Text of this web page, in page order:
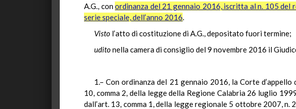
A.G., conordinanza del 21 gennaio 2016, iscritta al n. 105 del
serie speciale, dell’anno 2016.
Visto l’atto di costituzione di A.G., depositato fuori termine;
uditonella camera di consiglio del 9 novembre 2016 il
1.– Con ordinanza del 21 gennaio 2016, la Corte
10, comma 2, della legge della Regione Calabria 26 luglio
dall’art. 13, comma 1, della legge regionale 5 ottobre 2007,